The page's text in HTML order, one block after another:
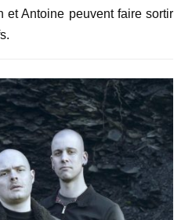
et Antoine peuvent faire sortir